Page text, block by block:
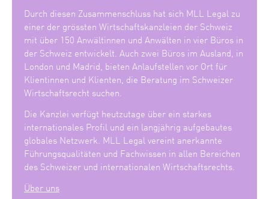
Durch diesen Zusammenschluss hat sich MLL Legal zu
einer der grössten Wirtschaftskanzleien der Schweiz
mit über 150 Anwältinnen und Anwälten in vier Büros in
der Schweiz entwickelt. Auch zwei Büros im Ausland, in
London und Madrid, bieten Anlaufstellen vor Ort für
Klientinnen und Klienten, die Beratung im Schweizer
Wirtschaftsrecht suchen.
Die Kanzlei verfügt heutzutage über ein starkes
internationales Profil und ein langjährig aufgebautes
globales Netzwerk. MLL Legal vereint anerkannte
Führungsqualitäten und Fachwissen in allen Bereichen
des Schweizer und internationalen Wirtschaftsrechts.
Über uns